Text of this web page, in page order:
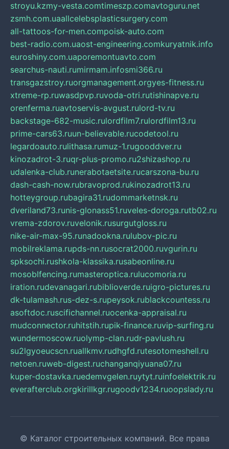
stroyu.kzmy-vesta.comtimeszp.comavtoguru.net
zsmh.com.uaallcelebsplasticsurgery.com
all-tattoos-for-men.compoisk-auto.com
best-radio.com.uaost-engineering.comkuryatnik.info
euroshiny.com.uaporemontuavto.com
searchus-nauti.rumirmam.infosmi366.ru
transgazstroy.ruorgmanagement.orgyes-fitness.ru
xtreme-rp.ruwasdpvp.ruvoda-otri.rutishinapve.ru
orenferma.ruavtoservis-avgust.rulord-tv.ru
backstage-682-music.rulordfilm7.rulordfilm13.ru
prime-cars63.ruun-believable.rucodetool.ru
legardoauto.rulithasa.rumuz-1.rugooddver.ru
kinozadrot-3.ruqr-plus-promo.ru2shizashop.ru
udalenka-club.runerabotaetsite.rucarszona-bu.ru
dash-cash-now.rubravoprod.rukinozadrot13.ru
hotteygroup.rubagira31.rudommarketnsk.ru
dveriland73.runis-glonass51.ruveles-doroga.rutb02.ru
vrema-zdorov.ruvelonik.rusurgutgloss.ru
nike-air-max-95.runadookna.rulubov-pic.ru
mobilreklama.rupds-nn.rusocrat2000.ruvgurin.ru
spksochi.rushkola-klassika.rusabeonline.ru
mosoblfencing.rumasteroptica.rulucomoria.ru
iration.rudevanagari.rubiblioverde.ruigro-pictures.ru
dk-tulamash.rus-dez-s.rupeysok.rublackcountess.ru
asoftdoc.ruscifichannel.ruocenka-appraisal.ru
mudconnector.ruhitstih.rupik-finance.ruvip-surfing.ru
wundermoscow.ruolymp-clan.rudr-pavlush.ru
su2lgyoeucscn.ruallkmv.rudhgfd.rutesotomeshell.ru
netoen.ruweb-digest.ruchanganqiyuana07.ru
kuper-dostavka.ruedemvgelen.ruytyt.ruinfoelektrik.ru
everafterclub.orgkirillkgr.rugoodv1234.ruoopslady.ru
© Каталог строительных компаний. Все права